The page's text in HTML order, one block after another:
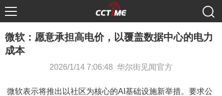
微软：愿意承担高电价，以覆盖数据中心的电力
成本
2026/1/14 7:06:48 华尔街见闻官方
微软表示将推出以社区为核心的AI基础设施新举措。要求公